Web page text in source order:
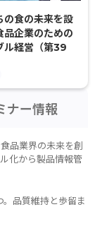
の食の未来を設
品企業のための
ル経営（第39
ナー情報
品業界の未来を創
化から製品情報管
。品質維持と歩留ま